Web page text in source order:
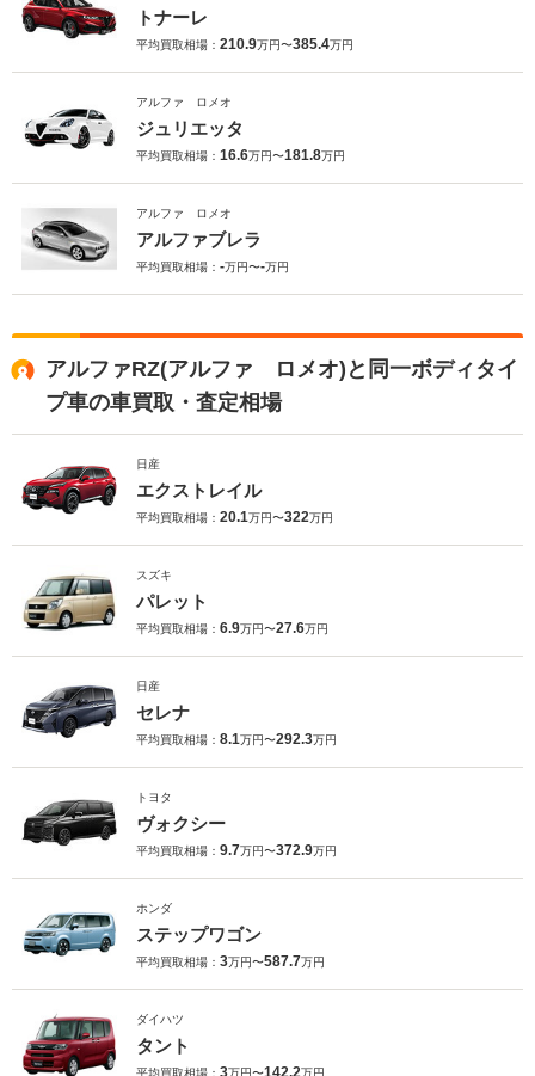
トナーレ
平均買取相場： 210.9万円〜385.4万円
アルファ ロメオ
ジュリエッタ
平均買取相場： 16.6万円〜181.8万円
アルファ ロメオ
アルファブレラ
平均買取相場： -万円〜-万円
アルファRZ(アルファ ロメオ)と同一ボディタイ
プ車の車買取・査定相場
日産
エクストレイル
平均買取相場： 20.1万円〜322万円
スズキ
パレット
平均買取相場： 6.9万円〜27.6万円
日産
セレナ
平均買取相場： 8.1万円〜292.3万円
トヨタ
ヴォクシー
平均買取相場： 9.7万円〜372.9万円
ホンダ
ステップワゴン
平均買取相場： 3万円〜587.7万円
ダイハツ
タント
平均買取相場： 3万円〜142.2万円